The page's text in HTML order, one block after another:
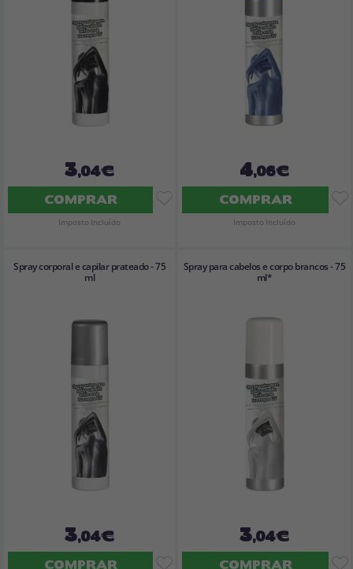
3,04€
COMPRAR
Imposto Incluído
4,06€
COMPRAR
Imposto Incluído
Spray corporal e capilar prateado - 75
ml
3,04€
COMPRAR
Spray para cabelos e corpo brancos - 75
ml*
3,04€
COMPRAR